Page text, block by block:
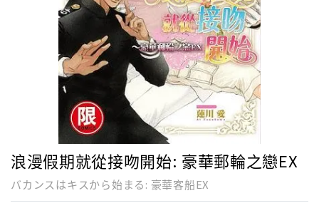
浪漫假期就從接吻開始: 豪華郵輪之戀EX
バカンスはキスから始まる: 豪華客船EX